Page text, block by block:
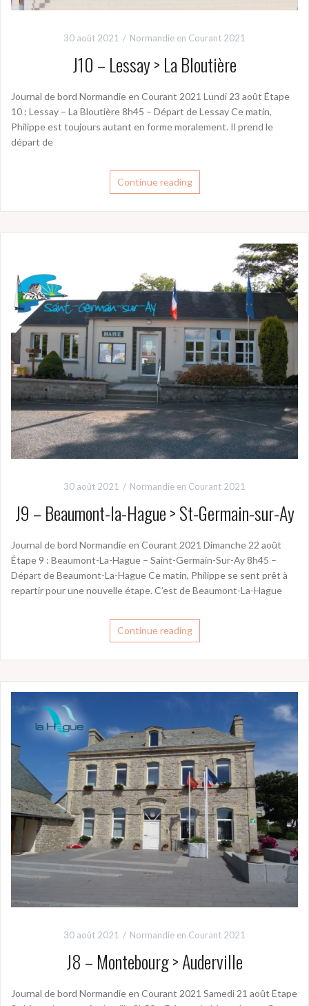
30 août 2021 Normandie en Courant 2021
J10 – Lessay > La Bloutière
Journal de bord Normandie en Courant 2021 Lundi 23 août Étape
10 : Lessay – La Bloutière 8h45 – Départ de Lessay Ce matin,
Philippe est toujours autant en forme moralement. Il prend le
départ de
Continue reading
30 août 2021 Normandie en Courant 2021
J9 – Beaumont-la-Hague > St-Germain-sur-Ay
Journal de bord Normandie en Courant 2021 Dimanche 22 août
Étape 9 : Beaumont-La-Hague – Saint-Germain-Sur-Ay 8h45 –
Départ de Beaumont-La-Hague Ce matin, Philippe se sent prêt à
repartir pour une nouvelle étape. C’est de Beaumont-La-Hague
Continue reading
30 août 2021 Normandie en Courant 2021
J8 – Montebourg > Auderville
Journal de bord Normandie en Courant 2021 Samedi 21 août Étape